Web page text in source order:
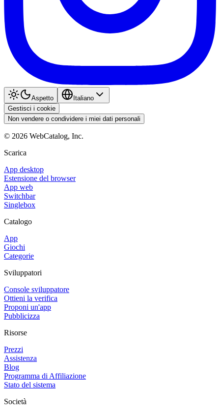
Aspetto
Italiano
Gestisci i cookie
Non vendere o condividere i miei dati personali
© 2026 WebCatalog, Inc.
Scarica
App desktop
Estensione del browser
App web
Switchbar
Singlebox
Catalogo
App
Giochi
Categorie
Sviluppatori
Console sviluppatore
Ottieni la verifica
Proponi un'app
Pubblicizza
Risorse
Prezzi
Assistenza
Blog
Programma di Affiliazione
Stato del sistema
Società